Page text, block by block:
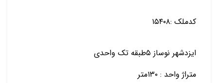
کدملک :۱۵۴۰۸
ایزدشهر نوساز ۵طبقه تک واحدی
متراژ واحد : ۱۳۰متر